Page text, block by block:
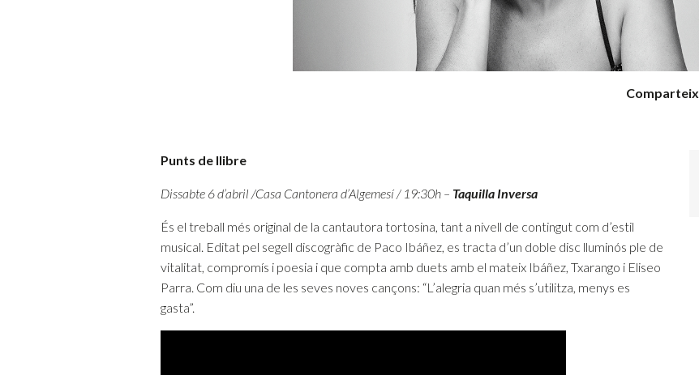
Comparteix
Punts de llibre
Dissabte 6 d’abril /Casa Cantonera d’Algemesí / 19:30h – Taquilla Inversa
És el treball més original de la cantautora tortosina, tant a nivell de contingut com d’estil
musical. Editat pel segell discogràfic de Paco Ibáñez, es tracta d’un doble disc lluminós ple de
vitalitat, compromís i poesia i que compta amb duets amb el mateix Ibáñez, Txarango i Eliseo
Parra. Com diu una de les seves noves cançons: “L’alegria quan més s’utilitza, menys es
gasta”.